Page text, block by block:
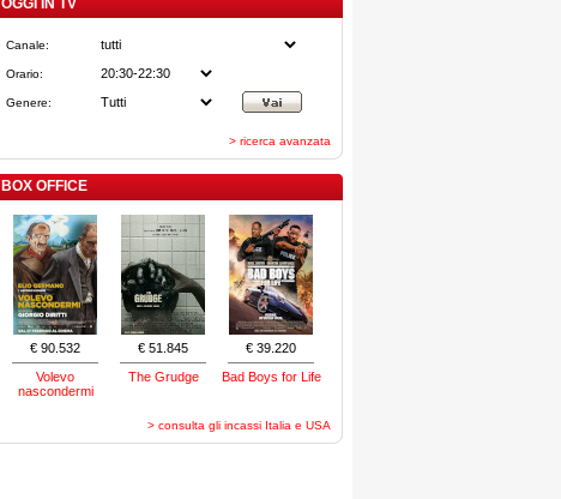
OGGI IN TV
Canale:
Orario:
Genere:
> ricerca avanzata
BOX OFFICE
€ 90.532
Volevo
nascondermi
€ 51.845
The Grudge
€ 39.220
Bad Boys for Life
> consulta gli incassi Italia e USA